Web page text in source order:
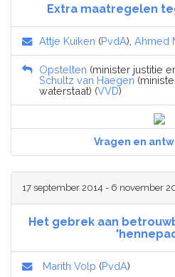
Extra maatregelen
Attje Kuiken (PvdA), Ahmed
Opstelten (minister justitie
Schultz van Haegen
waterstaat) (VVD)
Vragen en
17 september 2014 - 6 november
Het gebrek aan
Marith Volp (PvdA)